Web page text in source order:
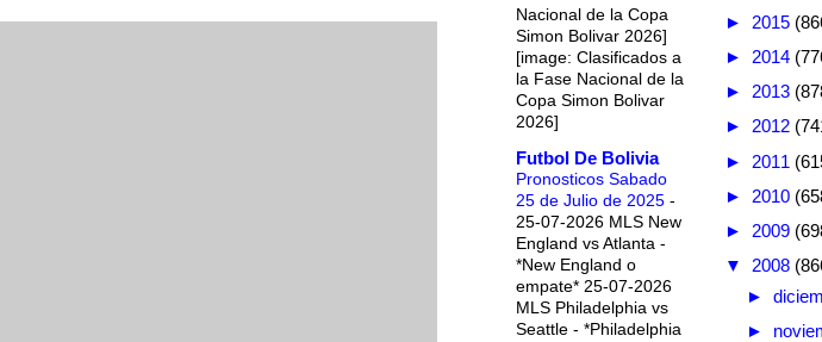
Nacional de la Copa
Simon Bolivar 2026]
[image: Clasificados a
la Fase Nacional de la
Copa Simon Bolivar
2026]
Futbol De Bolivia
Pronosticos Sabado
25 de Julio de 2025 -
25-07-2026 MLS New
England vs Atlanta -
*New England o
empate* 25-07-2026
MLS Philadelphia vs
Seattle - *Philadelphia
► 2015
► 2014
► 2013
► 2012
► 2011
► 2010
► 2009
▼ 2008
►
►